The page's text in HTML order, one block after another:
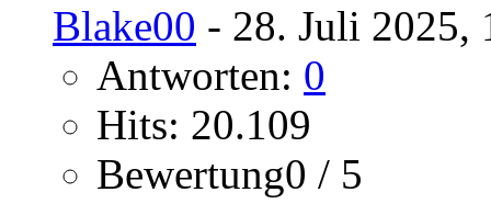
Blake00 - 28. Juli 2025,
Antworten: 0
Hits: 20.109
Bewertung0 / 5